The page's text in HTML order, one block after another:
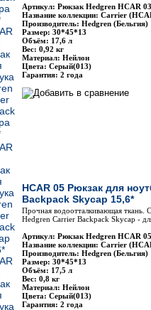
Артикул: Рюкзак Hedgren HCAR 03
Название коллекции: Carrier
Производитель: Hedgren (Бельгия)
Размер: 30*45*13
Объём: 17,6 л
Вес: 0,92 кг
Материал: Нейлон
Цвета: Серый(013)
Гарантия: 2 года
HCAR 05 Рюкзак для
Backpack Skycap 15,6*
Прочная водоотталкивающая ткань.
Hedgren Carrier Backpack Skycap -
Артикул: Рюкзак Hedgren HCAR 05
Название коллекции: Carrier
Производитель: Hedgren (Бельгия)
Размер: 30*45*13
Объём: 17,5 л
Вес: 0,8 кг
Материал: Нейлон
Цвета: Серый(013)
Гарантия: 2 года